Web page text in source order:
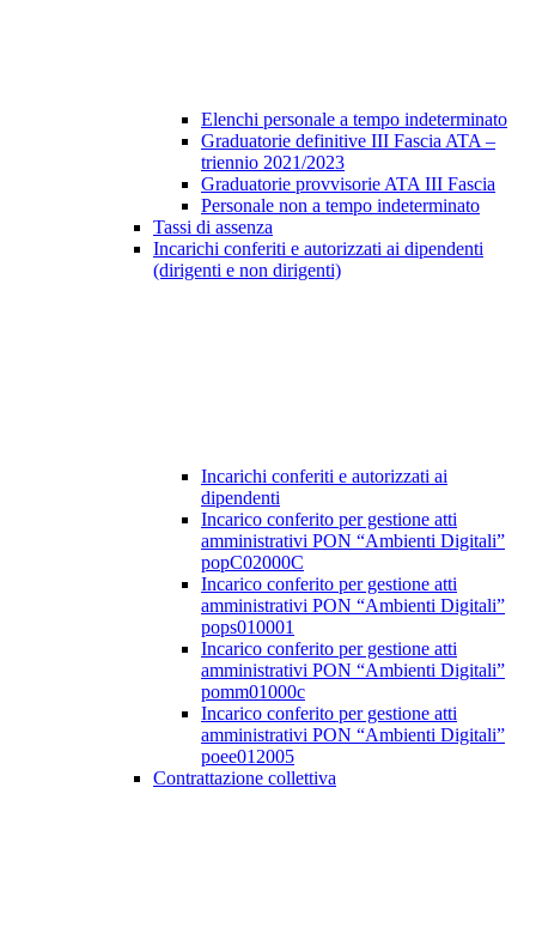
Elenchi personale a tempo indeterminato
Graduatorie definitive III Fascia ATA –
triennio 2021/2023
Graduatorie provvisorie ATA III Fascia
Personale non a tempo indeterminato
Tassi di assenza
Incarichi conferiti e autorizzati ai dipendenti
(dirigenti e non dirigenti)
Incarichi conferiti e autorizzati ai
dipendenti
Incarico conferito per gestione atti
amministrativi PON “Ambienti Digitali”
popC02000C
Incarico conferito per gestione atti
amministrativi PON “Ambienti Digitali”
pops010001
Incarico conferito per gestione atti
amministrativi PON “Ambienti Digitali”
pomm01000c
Incarico conferito per gestione atti
amministrativi PON “Ambienti Digitali”
poee012005
Contrattazione collettiva